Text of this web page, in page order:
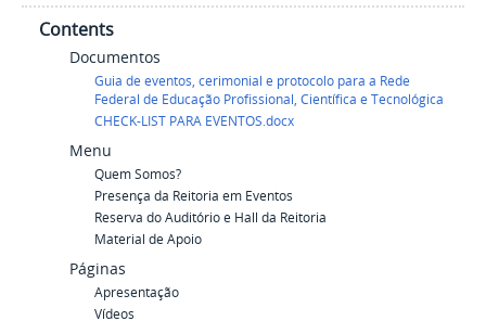
Contents
Documentos
Guia de eventos, cerimonial e protocolo para a Rede
Federal de Educação Profissional, Científica e Tecnológica
CHECK-LIST PARA EVENTOS.docx
Menu
Quem Somos?
Presença da Reitoria em Eventos
Reserva do Auditório e Hall da Reitoria
Material de Apoio
Páginas
Apresentação
Vídeos